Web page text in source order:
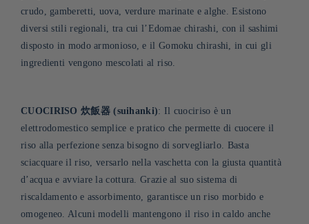
crudo, gamberetti, uova, verdure marinate e alghe. Esistono
diversi stili regionali, tra cui l’Edomae chirashi, con il sashimi
disposto in modo armonioso, e il Gomoku chirashi, in cui gli
ingredienti vengono mescolati al riso.
CUOCIRISO 炊飯器 (suihanki): Il cuociriso è un
elettrodomestico semplice e pratico che permette di cuocere il
riso alla perfezione senza bisogno di sorvegliarlo. Basta
sciacquare il riso, versarlo nella vaschetta con la giusta quantità
d’acqua e avviare la cottura. Grazie al suo sistema di
riscaldamento e assorbimento, garantisce un riso morbido e
omogeneo. Alcuni modelli mantengono il riso in caldo anche